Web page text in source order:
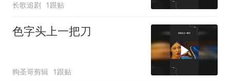
长歌追剧 1跟贴
色字头上一把刀
狗圣哥剪辑 1跟贴